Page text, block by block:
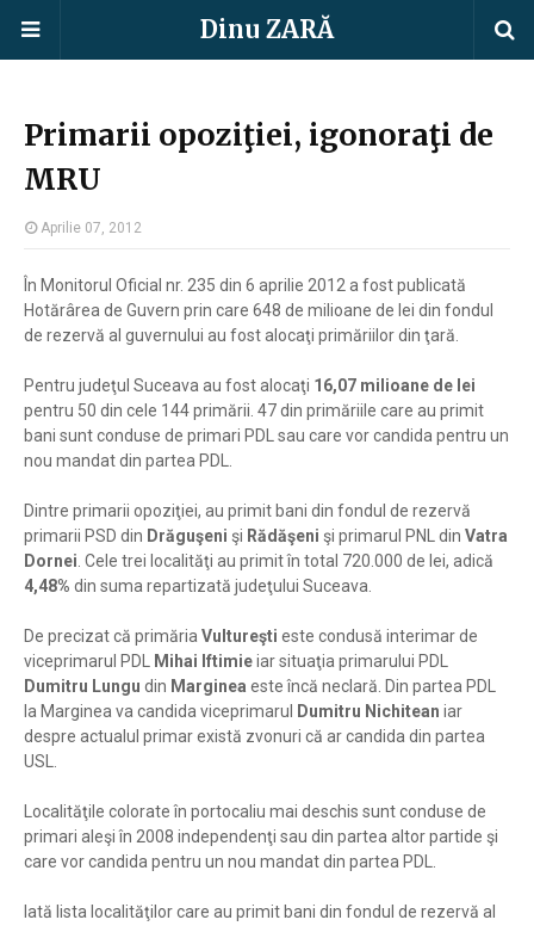
Dinu ZARĂ
Primarii opoziţiei, igonoraţi de
MRU
Aprilie 07, 2012
În Monitorul Oficial nr. 235 din 6 aprilie 2012 a fost publicată
Hotărârea de Guvern prin care 648 de milioane de lei din fondul
de rezervă al guvernului au fost alocaţi primăriilor din ţară.
Pentru judeţul Suceava au fost alocaţi 16,07 milioane de lei
pentru 50 din cele 144 primării. 47 din primăriile care au primit
bani sunt conduse de primari PDL sau care vor candida pentru un
nou mandat din partea PDL.
Dintre primarii opoziţiei, au primit bani din fondul de rezervă
primarii PSD din Drăguşeni şi Rădăşeni şi primarul PNL din Vatra
Dornei . Cele trei localităţi au primit în total 720.000 de lei, adică
4,48% din suma repartizată judeţului Suceava.
De precizat că primăria Vultureşti este condusă interimar de
viceprimarul PDL
Mihai Iftimieiar situaţia primarului PDL
Dumitru Lungu din Marginea este încă neclară. Din partea PDL
la Marginea va candida viceprimarul
Dumitru Nichitean iar
despre actualul primar există zvonuri că ar candida din partea
USL.
Localităţile colorate în portocaliu mai deschis sunt conduse de
primari aleşi în 2008 independenţi sau din partea altor partide şi
care vor candida pentru un nou mandat din partea PDL.
Iată lista localităţilor care au primit bani din fondul de rezervă al